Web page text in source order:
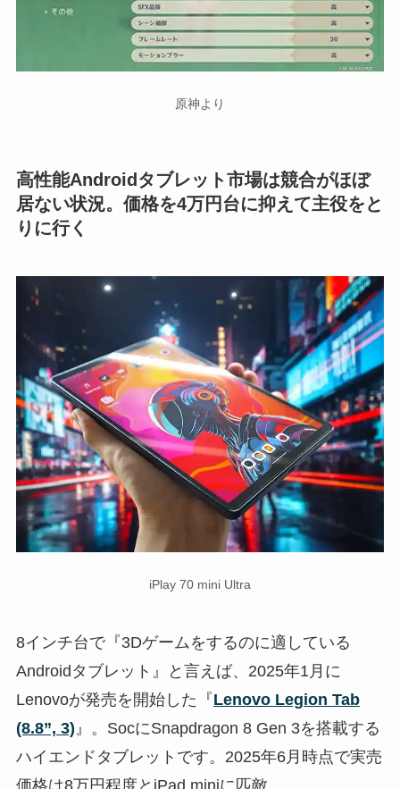
原神より
高性能Androidタブレット市場は競合がほぼ
居ない状況。価格を4万円台に抑えて主役をと
りに行く
iPlay 70 mini Ultra
8インチ台で『3Dゲームをするのに適している
Androidタブレット』と言えば、2025年1月に
Lenovoが発売を開始した『Lenovo Legion Tab
(8.8”, 3)』。SocにSnapdragon 8 Gen 3を搭載する
ハイエンドタブレットです。2025年6月時点で実売